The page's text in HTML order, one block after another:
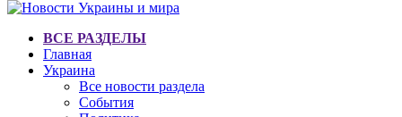
ВСЕ РАЗДЕЛЫ
Главная
Украина
Все новости раздела
События